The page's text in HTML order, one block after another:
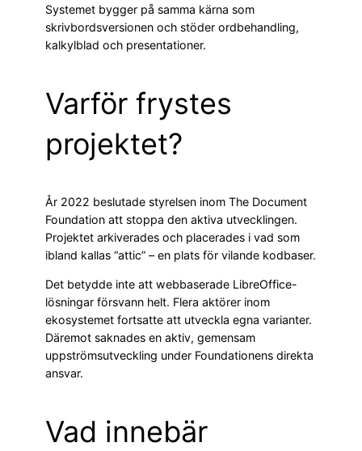
Systemet bygger på samma kärna som
skrivbordsversionen och stöder ordbehandling,
kalkylblad och presentationer.
Varför frystes
projektet?
År 2022 beslutade styrelsen inom The Document
Foundation att stoppa den aktiva utvecklingen.
Projektet arkiverades och placerades i vad som
ibland kallas “attic” – en plats för vilande kodbaser.
Det betydde inte att webbaserade LibreOffice-
lösningar försvann helt. Flera aktörer inom
ekosystemet fortsatte att utveckla egna varianter.
Däremot saknades en aktiv, gemensam
uppströmsutveckling under Foundationens direkta
ansvar.
Vad innebär